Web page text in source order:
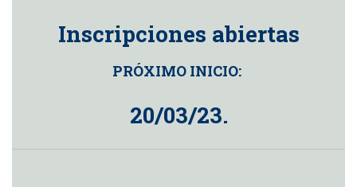
Inscripciones abiertas
PRÓXIMO INICIO:
20/03/23.